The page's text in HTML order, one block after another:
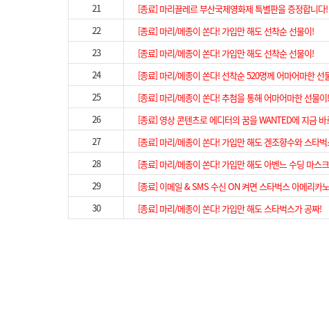
21
[종료] 마리끌레르 부산국제영화제 특별판을 증정합니다!
22
[종료] 마리/메종이 쏜다! 가입만 해도 선착순 선물이!
23
[종료] 마리/메종이 쏜다! 가입만 해도 선착순 선물이!
24
[종료] 마리/메종이 쏜다! 선착순 520명께 어마어마한 선
25
[종료] 마리/메종이 쏜다! 추첨을 통해 어마어마한 선물이!
26
[종료] 영상 콘텐츠로 에디터의 꿈을 WANTED에 지금
27
[종료] 마리/메종이 쏜다! 가입만 해도 겐조향수와 스타
28
[종료] 마리/메종이 쏜다! 가입만 해도 아벤느 수딩 마스
29
[종료] 이메일 & SMS 수신 ON 켜면 스타벅스 아메리카
30
[종료] 마리/메종이 쏜다! 가입만 해도 스타벅스가 공짜!